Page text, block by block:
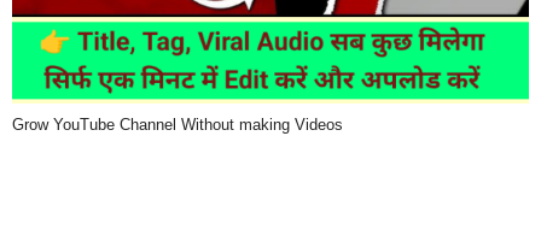
Grow YouTube Channel Without making Videos